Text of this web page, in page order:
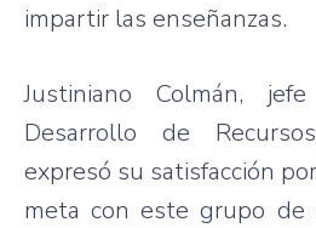
impartir las enseñanzas.
Justiniano Colmán,
Desarrollo de
expresó su satisfacción
meta con este grupo de